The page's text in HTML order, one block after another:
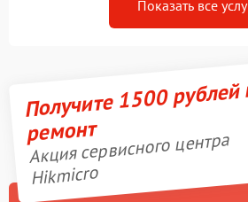
Показать все
Получите 1500
ремонт
Акция сервисного центра
Hikmicro